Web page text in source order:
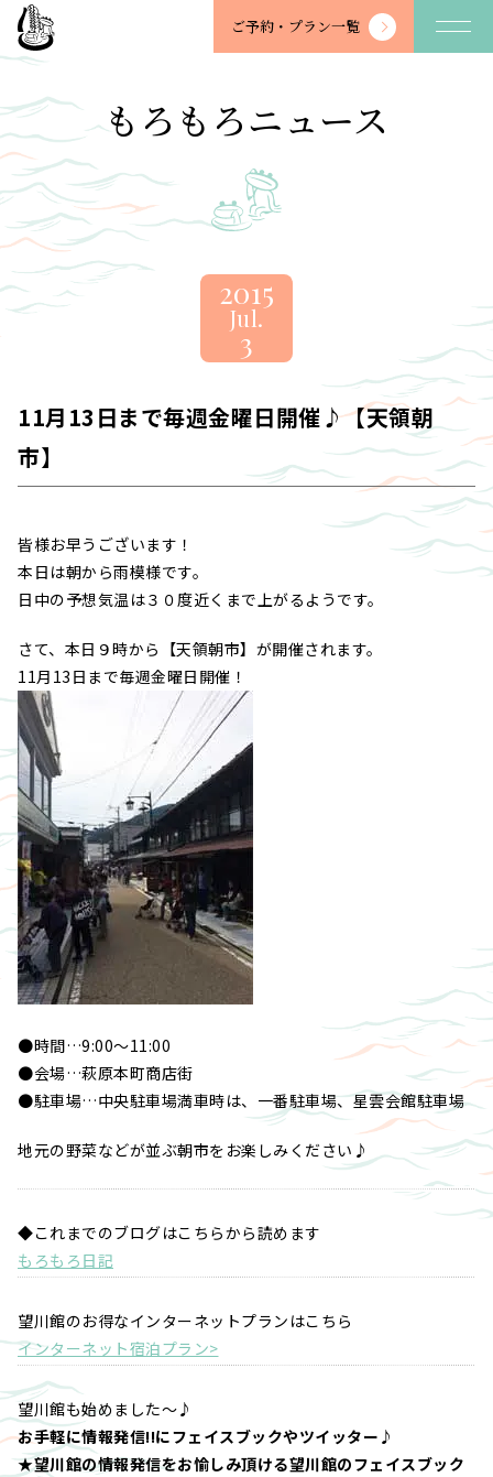
望
川
-
BOSENKAN
ご予約・ プラン一覧
もろもろニュース
2015
Jul.
3
11月13日まで毎週金曜日開催♪【天領朝
市】
皆様お早うございます！
本日は朝から雨模様です。
日中の予想気温は３０度近くまで上がるようです。
さて、本日９時から【天領朝市】が開催されます。
11月13日まで毎週金曜日開催！
●時間…9:00～11:00
●会場…萩原本町商店街
●駐車場…中央駐車場満車時は、一番駐車場、星雲会館駐車場
地元の野菜などが並ぶ朝市をお楽しみください♪
◆これまでのブログはこちらから読めます
もろもろ日記
望川館のお得なインターネットプランはこちら
インターネット宿泊プラン>
望川館も始めました～♪
お手軽に情報発信!!にフェイスブックやツイッター♪
★望川館の情報発信をお愉しみ頂ける望川館のフェイスブック